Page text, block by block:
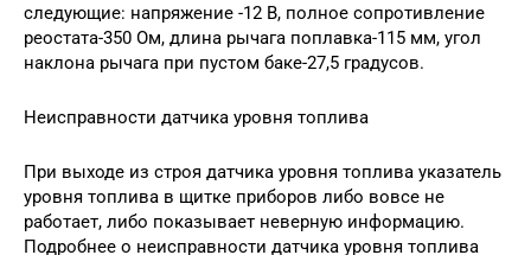
следующие: напряжение -12 В, полное сопротивление
реостата-350 Ом, длина рычага поплавка-115 мм, угол
наклона рычага при пустом баке-27,5 градусов.
Неисправности датчика уровня топлива
При выходе из строя датчика уровня топлива указатель
уровня топлива в щитке приборов либо вовсе не
работает, либо показывает неверную информацию.
Подробнее о неисправности датчика уровня топлива